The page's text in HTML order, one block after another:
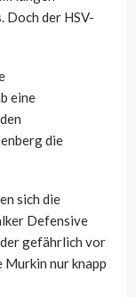
Doch der HSV-
eine
die
sich die
Defensive
gefährlich vor
Murkin nur knapp